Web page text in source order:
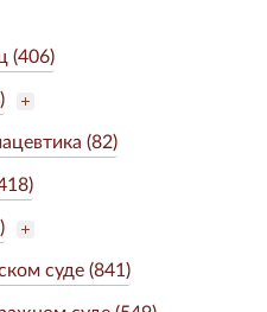
(406)
(82)
суде (841)